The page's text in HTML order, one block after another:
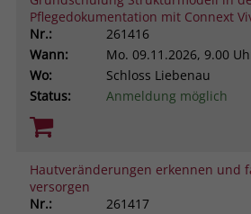
Pflegedokumentation mit Connext
Nr.:
261416
Wann:
Mo. 09.11.2026, 9.00
Wo:
Schloss Liebenau
Status:
Anmeldung möglich
Hautveränderungen erkennen und
versorgen
Nr.:
261417